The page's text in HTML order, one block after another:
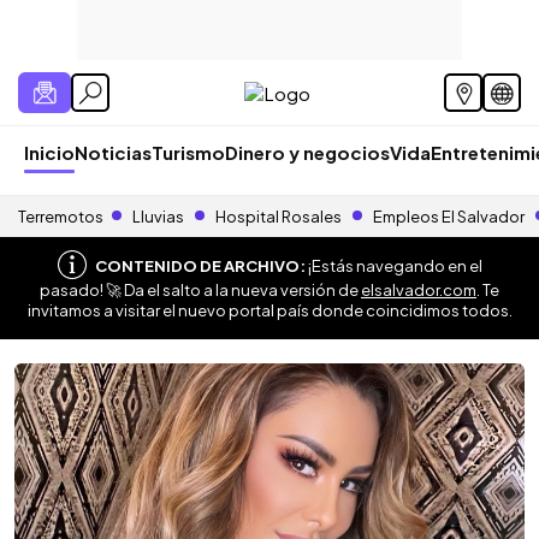
InicioNoticiasTurismoDinero y negociosVida
Terremotos Lluvias Hospital Rosales Empleos El Salvador
CONTENIDO DE ARCHIVO:¡Estás navegando en el
pasado! 🚀 Da el salto a la nueva versión deelsalvador.com . Te
invitamos a visitar el nuevo portal país donde coincidimos todos.